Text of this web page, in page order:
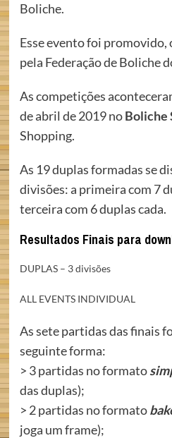
Boliche.
Esse evento foi
pela Federação de Boliche
As competições
de abril de 2019 noBoliche
Shopping.
As 19 duplas formadas se
divisões: a primeira com 7
terceira com 6 duplas cada.
Resultados Finais para
DUPLAS – 3 divisões
ALL EVENTS INDIVIDUAL
As sete partidas das finais
seguinte forma:
> 3 partidas no formato
das duplas);
> 2 partidas no formato
joga um frame);